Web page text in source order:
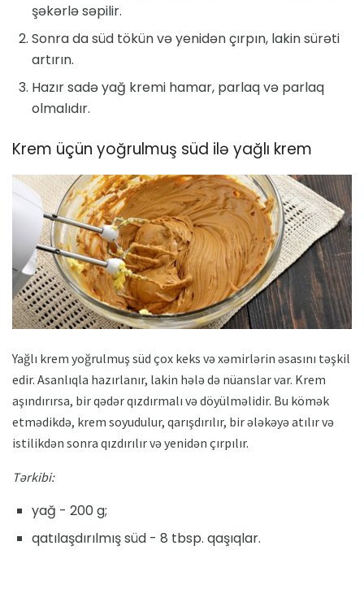
şəkərlə səpilir.
Sonra da süd tökün və yenidən çırpın, lakin sürəti
artırın.
Hazır sadə yağ kremi hamar, parlaq və parlaq
olmalıdır.
Krem üçün yoğrulmuş süd ilə yağlı krem
Yağlı krem ​​yoğrulmuş süd çox keks və xəmirlərin əsasını təşkil
edir. Asanlıqla hazırlanır, lakin hələ də nüanslar var. Krem
aşındırırsa, bir qədər qızdırmalı və döyülməlidir. Bu kömək
etmədikdə, krem ​​soyudulur, qarışdırılır, bir ələkəyə atılır və
istilikdən sonra qızdırılır və yenidən çırpılır.
Tərkibi:
yağ - 200 g;
qatılaşdırılmış süd - 8 tbsp. qaşıqlar.